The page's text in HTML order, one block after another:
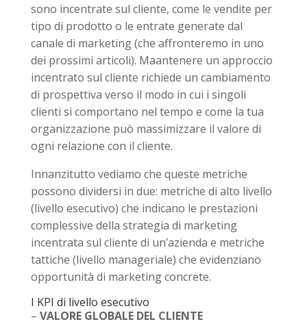
sono incentrate sul cliente, come le vendite per
tipo di prodotto o le entrate generate dal
canale di marketing (che affronteremo in uno
dei prossimi articoli). Maantenere un approccio
incentrato sul cliente richiede un cambiamento
di prospettiva verso il modo in cui i singoli
clienti si comportano nel tempo e come la tua
organizzazione può massimizzare il valore di
ogni relazione con il cliente.
Innanzitutto vediamo che queste metriche
possono dividersi in due: metriche di alto livello
(livello esecutivo) che indicano le prestazioni
complessive della strategia di marketing
incentrata sul cliente di un’azienda e metriche
tattiche (livello manageriale) che evidenziano
opportunità di marketing concrete.
I KPI di livello esecutivo
– VALORE GLOBALE DEL CLIENTE